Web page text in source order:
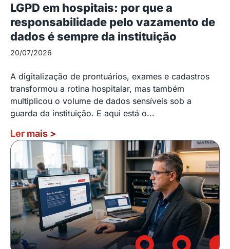
LGPD em hospitais: por que a
responsabilidade pelo vazamento de
dados é sempre da instituição
20/07/2026
A digitalização de prontuários, exames e cadastros
transformou a rotina hospitalar, mas também
multiplicou o volume de dados sensíveis sob a
guarda da instituição. E aqui está o...
Ler mais >